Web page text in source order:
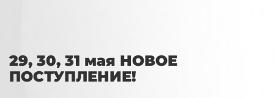
29, 30, 31 мая НОВОЕ
ПОСТУПЛЕНИЕ!